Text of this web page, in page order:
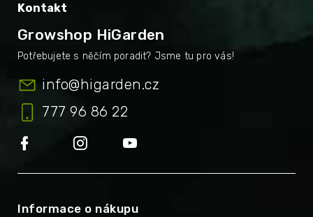
Kontakt
Growshop HiGarden
info@higarden.cz
777 96 86 22
Informace o nákupu